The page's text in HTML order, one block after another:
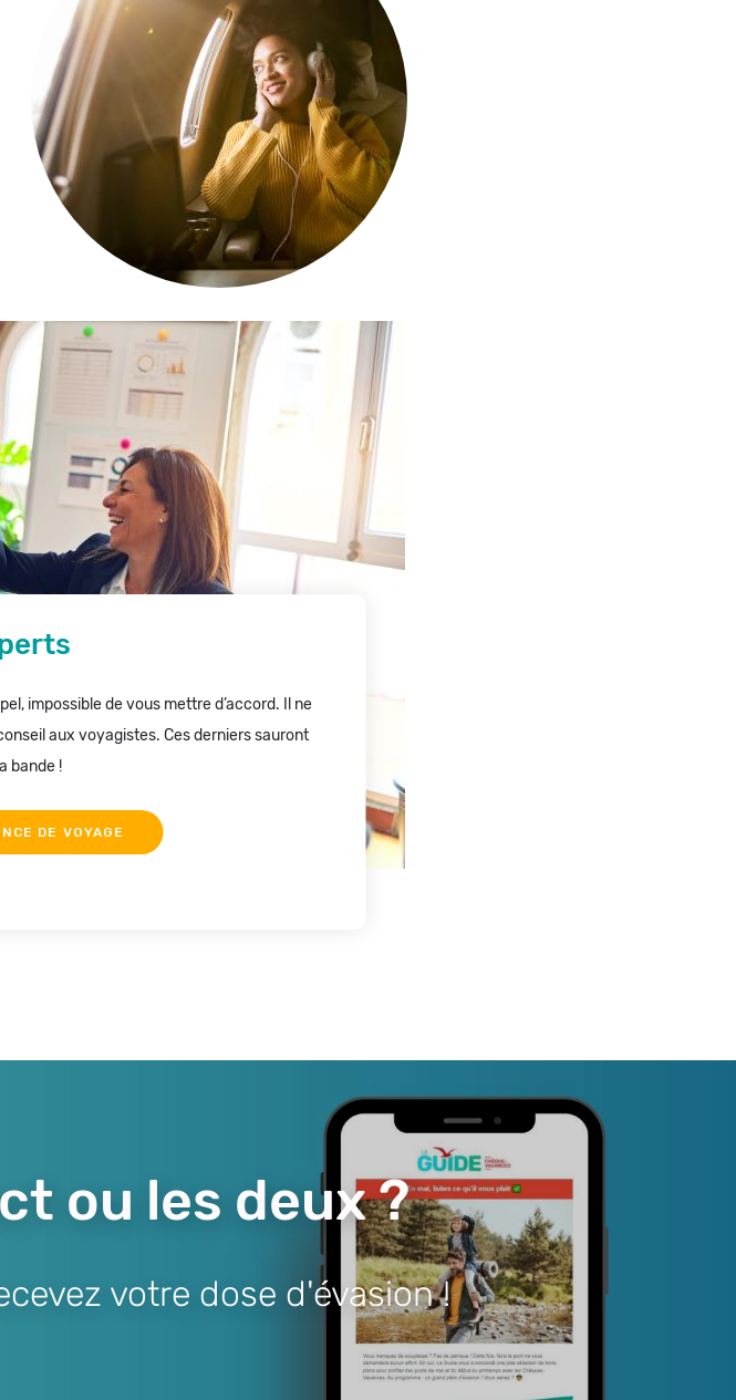
impossible de vous mettre d’accord. Il ne
aux voyagistes. Ces derniers sauront
bande !
DE VOYAGE
ou les deux ?
votre dose d'évasion !